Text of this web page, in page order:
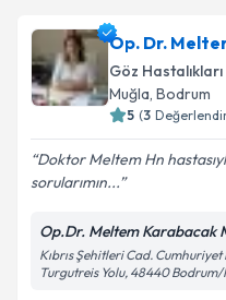
Op. Dr.
Göz Hastalıkları
Muğla, Bodrum
5 (3
Doktor Meltem Hn
sorularımın...
Op.Dr. Meltem Karabacak
Kıbrıs Şehitleri Cad.
Turgutreis Yolu, 48440